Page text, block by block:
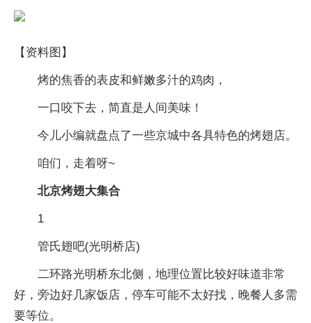
【资料图】
烤的焦香的表皮和鲜嫩多汁的鸡肉，
一口咬下去，简直是人间美味！
今儿小编就盘点了一些京城中各具特色的烤翅店。
咱们，走着呀~
北京烤翅大集合
1
管氏翅吧(光明桥店)
二环路光明桥东北侧，地理位置比较好味道非常
好，旁边好几家饭店，停车可能不太好找，晚餐人多需
要等位。